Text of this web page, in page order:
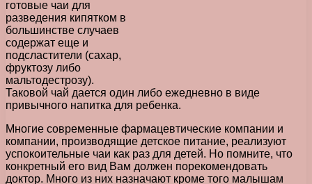
готовые чаи для
разведения кипятком в
большинстве случаев
содержат еще и
подсластители (сахар,
фруктозу либо
мальтодестрозу).
Таковой чай дается один либо ежедневно в виде
привычного напитка для ребенка.
Многие современные фармацевтические компании и
компании, производящие детское питание, реализуют
успокоительные чаи как раз для детей. Но помните, что
конкретный его вид Вам должен порекомендовать
доктор. Много из них назначают кроме того малышам